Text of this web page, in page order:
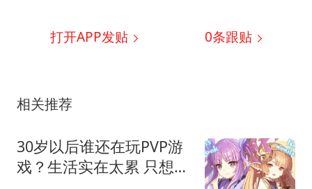
打开APP发贴 0条跟贴
相关推荐
30岁以后谁还在玩PVP游
戏？生活实在太累 只想解